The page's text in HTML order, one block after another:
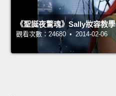
《聖誕夜驚魂》Sally妝容教學
觀看次數：24680 • 2014-02-06